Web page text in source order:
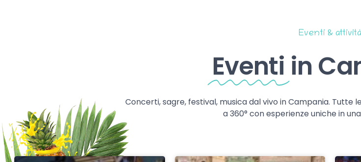
Eventi & attività
Eventi in
Concerti, sagre, festival, musica dal vivo in Campania. Tutte
a 360° con esperienze uniche in